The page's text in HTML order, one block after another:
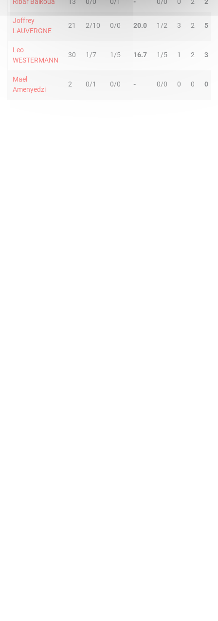
Joffrey
LAUVERGNE
21 2/10 0/0 20.0 1/2 3 2 5
Leo
WESTERMANN
30 1/7 1/5 16.7 1/5 1 2 3
Mael
Amenyedzi
2 0/1 0/0 - 0/0 0 0 0